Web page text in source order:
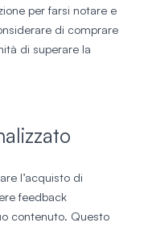
per farsi notare e
di comprare
di superare la
l’acquisto di
feedback
contenuto. Questo